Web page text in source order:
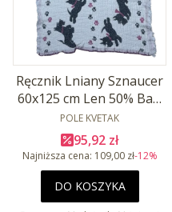
Ręcznik Lniany Sznaucer
60x125 cm Len 50% Baw
50%
PRODUCENT
POLE KVETAK
Cena promocyjna
95,92 zł
Najniższa cena: 109,00 zł-12%
DO KOSZYKA